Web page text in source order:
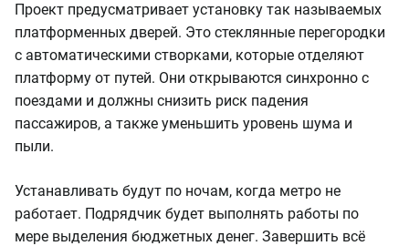
Проект предусматривает установку так называемых
платформенных дверей. Это стеклянные перегородки
с автоматическими створками, которые отделяют
платформу от путей. Они открываются синхронно с
поездами и должны снизить риск падения
пассажиров, а также уменьшить уровень шума и
пыли.
Устанавливать будут по ночам, когда метро не
работает. Подрядчик будет выполнять работы по
мере выделения бюджетных денег. Завершить всё